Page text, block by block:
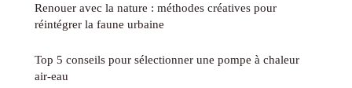
Renouer avec la nature : méthodes créatives pour
réintégrer la faune urbaine
Top 5 conseils pour sélectionner une pompe à chaleur
air-eau